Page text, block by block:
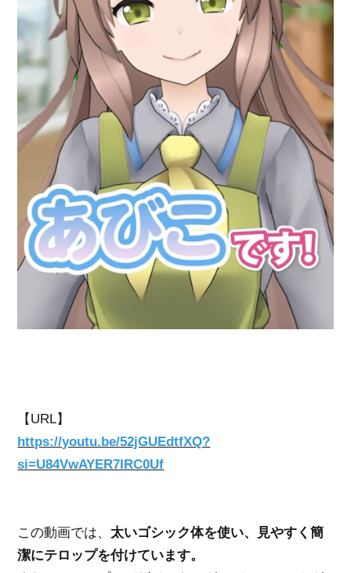
【URL】
https://youtu.be/52jGUEdtfXQ?
si=U84VwAYER7IRC0Uf
この動画では、 太いゴシック体を使い、見やすく簡
潔にテロップを付けています。